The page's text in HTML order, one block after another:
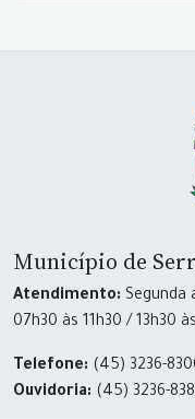
Município de
Atendimento:
07h30 às 11h30 / 13h30
Telefone: (45) 3236-
Ouvidoria: (45) 3236-